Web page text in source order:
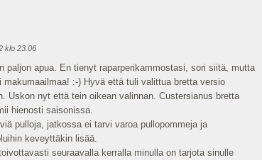
klo 23.06
paljon apua. En tienyt raparperikammostasi, sori siitä, mutta
:-) Hyvä että tuli valittua bretta versio
Uskon nyt että tein oikean valinnan. Custersianus bretta
hienosti saisonissa.
pulloja, jatkossa ei tarvi varoa pullopommeja ja
keveyttäkin lisää.
seuraavalla kerralla minulla on tarjota sinulle